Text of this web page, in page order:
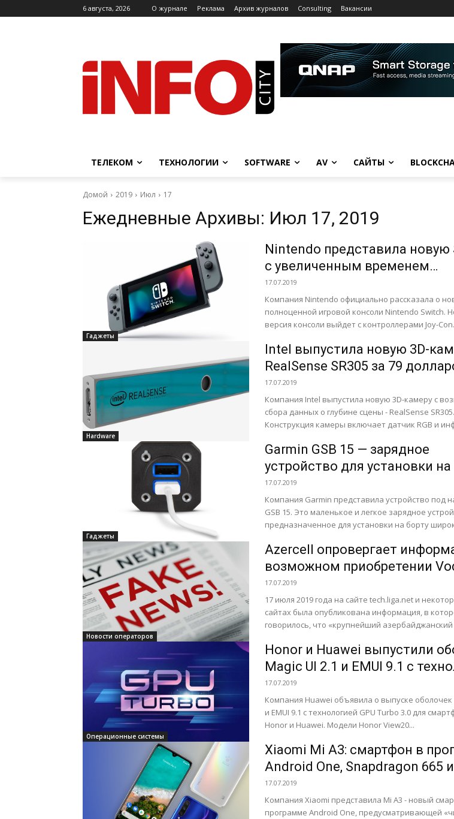
6 августа, 2026 O журнале Реклама Архив журналов Consulting Вакансии
ТЕЛЕКОМ ТЕХНОЛОГИИ SOFTWARE AV САЙТЫ
Домой 2019 Июл 17
Ежедневные Архивы: Июл 17, 2019
Гаджеты
Nintendo представила новую
с увеличенным временем
автономной работы
17.07.2019
Компания Nintendo официально рассказала о
полноценной игровой консоли Nintendo Switch. Новая
версия консоли выйдет с контроллерами Joy-Con
Hardware
Intel выпустила новую 3D-
RealSense SR305 за 79
17.07.2019
Компания Intel выпустила новую 3D-камеру с
сбора данных о глубине сцены - RealSense SR305.
Конструкция камеры включает датчик RGB и
Гаджеты
Garmin GSB 15 — зарядное
устройство для установки на
самолета
17.07.2019
Компания Garmin представила устройство под
GSB 15. Это маленькое и легкое зарядное
предназначенное для установки на борту
Новости операторов
Azercell опровергает
возможном приобретении
Ukraine
17.07.2019
17 июля 2019 года на сайте tech.liga.net и
сайтах была опубликована информация, в
говорилось, что «крупнейший
Операционные системы
Honor и Huawei выпустили
Magic UI 2.1 и EMUI 9.1 с
GPU Turbo 3.0
17.07.2019
Компания Huawei объявила о выпуске оболочек
и EMUI 9.1 с технологией GPU Turbo 3.0 для
Honor и Huawei. Модели Honor View20...
Xiaomi Mi A3: смартфон в
Android One, Snapdragon 665 и
тройная камера
17.07.2019
Компания Xiaomi представила Mi A3 - новый
программе Android One, предусматривающей